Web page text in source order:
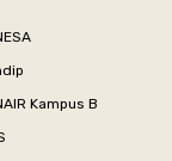
Kampus B